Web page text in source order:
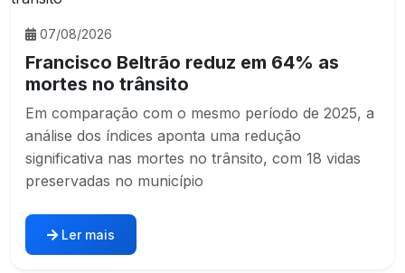
07/08/2026
Francisco Beltrão reduz em 64% as
mortes no trânsito
Em comparação com o mesmo período de 2025, a
análise dos índices aponta uma redução
significativa nas mortes no trânsito, com 18 vidas
preservadas no município
Ler mais